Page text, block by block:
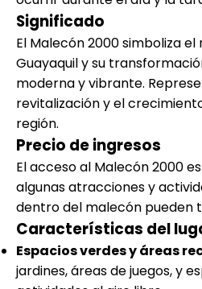
Significado
El Malecón 2000 simboliza
Guayaquil y su
moderna y vibrante.
revitalización y el
región.
Precio de ingresos
El acceso al Malecón 2000
algunas atracciones y
dentro del malecón pueden
Características del
Espacios verdes y áreas
jardines, áreas de juegos, y